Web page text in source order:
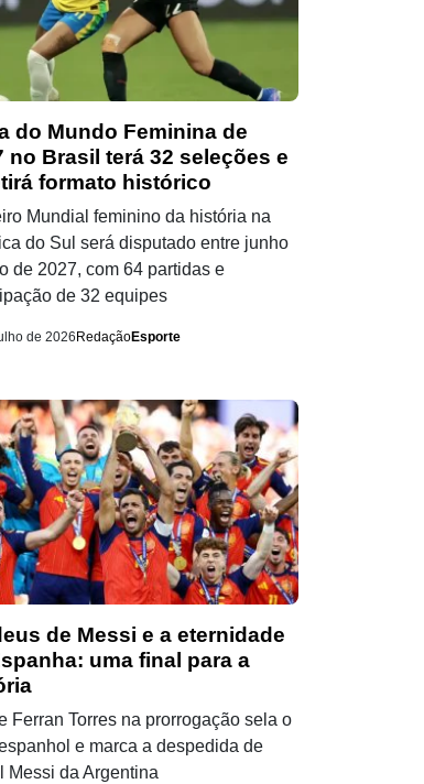
do Mundo Feminina de
no Brasil terá 32 seleções e
formato histórico
Mundial feminino da história na
do Sul será disputado entre junho
de 2027, com 64 partidas e
de 32 equipes
de 2026RedaçãoEsporte
de Messi e a eternidade
uma final para a
Ferran Torres na prorrogação sela o
e marca a despedida de
Messi da Argentina